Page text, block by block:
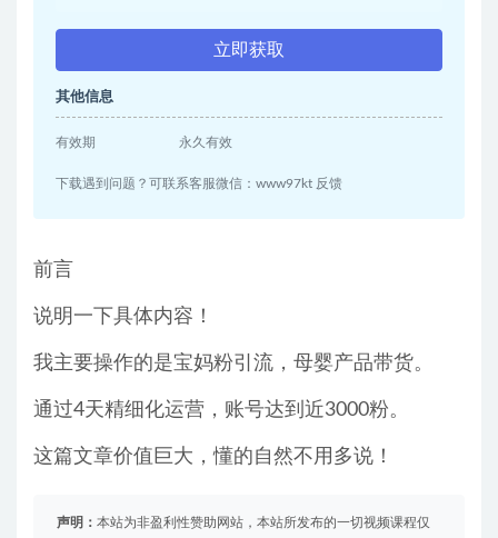
立即获取
其他信息
有效期 永久有效
下载遇到问题？可联系客服微信：www97kt 反馈
前言
说明一下具体内容！
我主要操作的是宝妈粉引流，母婴产品带货。
通过4天精细化运营，账号达到近3000粉。
这篇文章价值巨大，懂的自然不用多说！
声明： 本站为非盈利性赞助网站，本站所发布的一切视频课程仅